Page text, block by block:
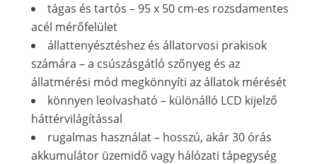
tágas és tartós – 95 x 50 cm-es rozsdamentes
acél mérőfelület
állattenyésztéshez és állatorvosi prakisok
számára – a csúszásgátló szőnyeg és az
állatmérési mód megkönnyíti az állatok mérését
könnyen leolvasható – különálló LCD kijelző
háttérvilágítással
rugalmas használat – hosszú, akár 30 órás
akkumulátor üzemidő vagy hálózati tápegység